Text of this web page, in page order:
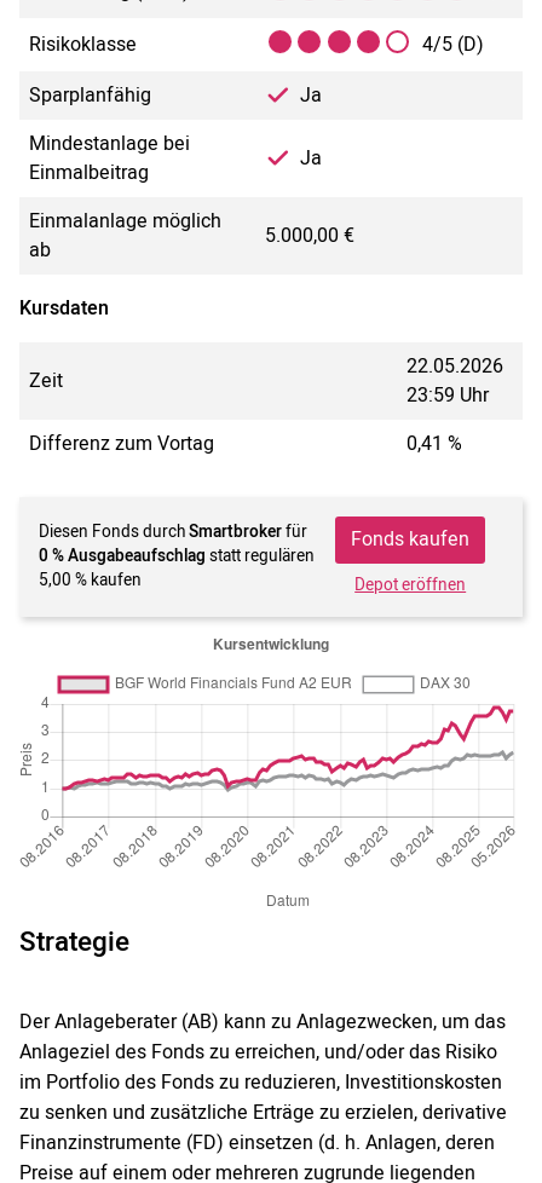
Risikoklasse
4/5 (D)
Sparplanfähig
Ja
Mindestanlage bei
Einmalbeitrag
Ja
Einmalanlage möglich
ab
5.000,00 €
Kursdaten
Zeit
22.05.2026
23:59 Uhr
Differenz zum Vortag
0,41 %
Diesen Fonds durchSmartbrokerfür
0 % Ausgabeaufschlag statt regulären
5,00 % kaufen
Fonds kaufen
Depot eröffnen
Strategie
Der Anlageberater (AB) kann zu Anlagezwecken, um das
Anlageziel des Fonds zu erreichen, und/oder das Risiko
im Portfolio des Fonds zu reduzieren, Investitionskosten
zu senken und zusätzliche Erträge zu erzielen, derivative
Finanzinstrumente (FD) einsetzen (d. h. Anlagen, deren
Preise auf einem oder mehreren zugrunde liegenden